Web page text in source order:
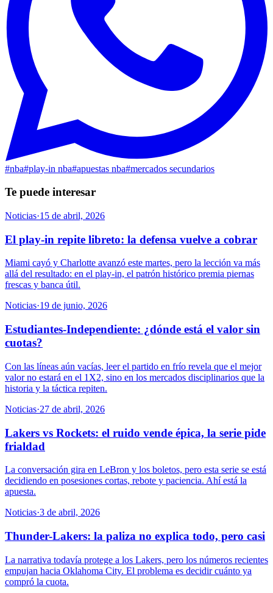
#nba#play-in nba#apuestas nba#mercados secundarios
Te puede interesar
Noticias·15 de abril, 2026
El play-in repite libreto: la defensa vuelve a cobrar
Miami cayó y Charlotte avanzó este martes, pero la lección va más
allá del resultado: en el play-in, el patrón histórico premia piernas
frescas y banca útil.
Noticias·19 de junio, 2026
Estudiantes-Independiente: ¿dónde está el valor sin
cuotas?
Con las líneas aún vacías, leer el partido en frío revela que el mejor
valor no estará en el 1X2, sino en los mercados disciplinarios que la
historia y la táctica repiten.
Noticias·27 de abril, 2026
Lakers vs Rockets: el ruido vende épica, la serie pide
frialdad
La conversación gira en LeBron y los boletos, pero esta serie se está
decidiendo en posesiones cortas, rebote y paciencia. Ahí está la
apuesta.
Noticias·3 de abril, 2026
Thunder-Lakers: la paliza no explica todo, pero casi
La narrativa todavía protege a los Lakers, pero los números recientes
empujan hacia Oklahoma City. El problema es decidir cuánto ya
compró la cuota.